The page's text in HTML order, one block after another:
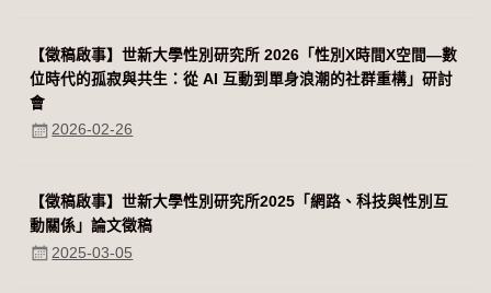
【徵稿啟事】世新大學性別研究所 2026「性別Χ時間Χ空間—數
位時代的孤寂與共生：從 AI 互動到單身浪潮的社群重構」研討
會
2026-02-26
【徵稿啟事】世新大學性別研究所2025「網路、科技與性別互
動關係」論文徵稿
2025-03-05